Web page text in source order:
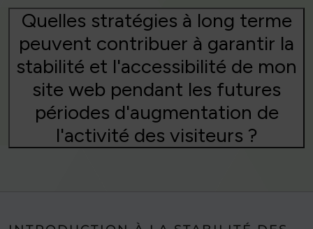
Quelles stratégies à long terme
peuvent contribuer à garantir la
stabilité et l'accessibilité de mon
site web pendant les futures
périodes d'augmentation de
l'activité des visiteurs ?